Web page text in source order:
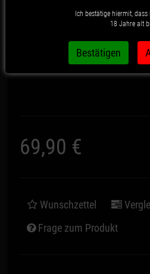
Smokah
69,90 €
Wunschzettel
Frage zum Produkt
Ich bestätige hiermit,
18 Jahre alt